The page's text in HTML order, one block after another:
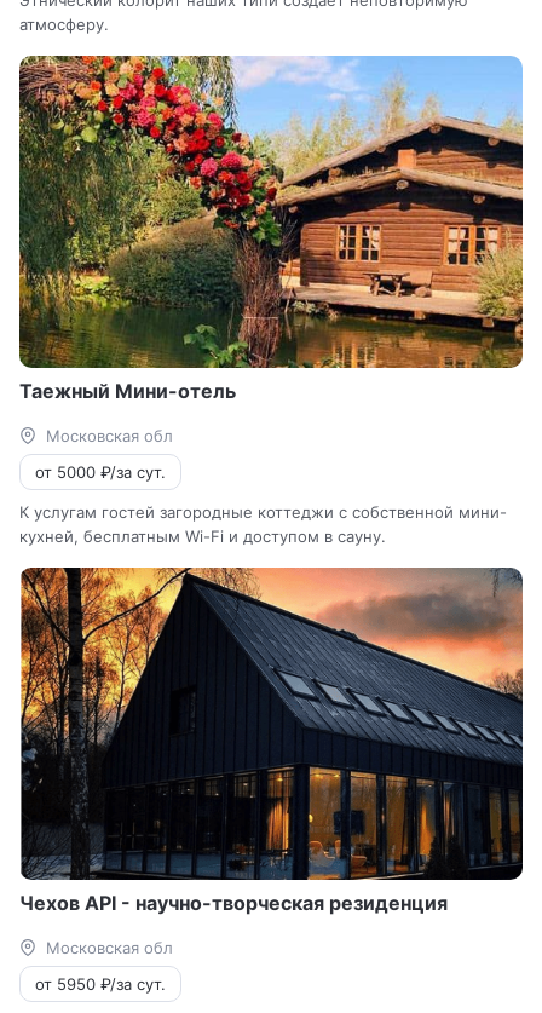
атмосферу.
Таежный Мини-отель
Московская обл
от 5000 ₽/за сут.
К услугам гостей загородные коттеджи с собственной мини-
кухней, бесплатным Wi-Fi и доступом в сауну.
Чехов API - научно-творческая резиденция
Московская обл
от 5950 ₽/за сут.